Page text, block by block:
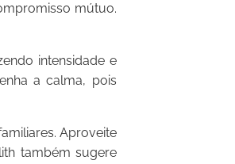
mútuo.
intensidade e
a calma, pois
Aproveite
também sugere